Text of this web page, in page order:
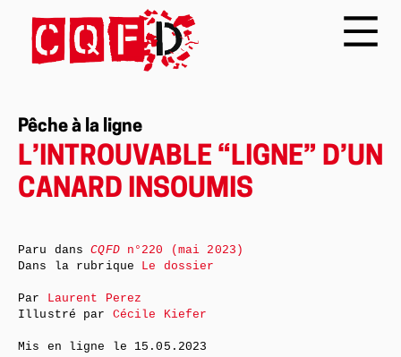
Pêche à la ligne
L’INTROUVABLE “LIGNE” D’UN
CANARD INSOUMIS
Paru dansCQFDn°220 (mai 2023)
Dans la rubrique Le dossier
Par Laurent Perez
Illustré par Cécile Kiefer
Mis en ligne le 15.05.2023